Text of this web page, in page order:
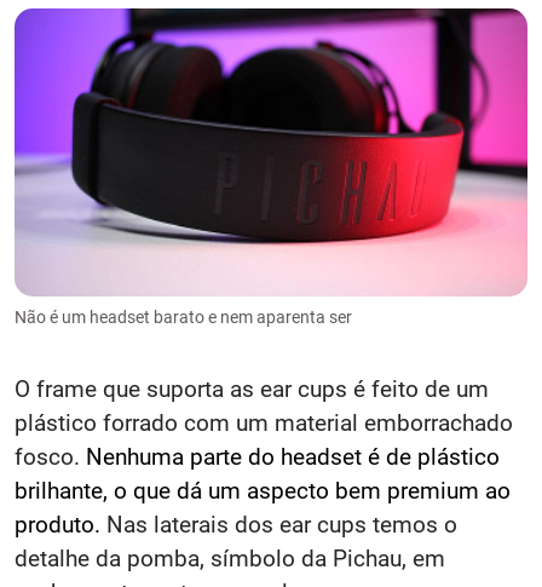
Não é um headset barato e nem aparenta ser
O frame que suporta as ear cups é feito de um
plástico forrado com um material emborrachado
fosco. Nenhuma parte do headset é de plástico
brilhante, o que dá um aspecto bem premium ao
produto. Nas laterais dos ear cups temos o
detalhe da pomba, símbolo da Pichau, em